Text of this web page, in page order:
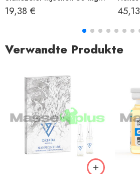
19,38 € 45,13
Verwandte Produkte